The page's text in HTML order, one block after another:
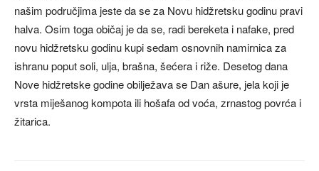
našim područjima jeste da se za Novu hidžretsku godinu pravi
halva. Osim toga običaj je da se, radi bereketa i nafake, pred
novu hidžretsku godinu kupi sedam osnovnih namirnica za
ishranu poput soli, ulja, brašna, šećera i riže. Desetog dana
Nove hidžretske godine obilježava se Dan ašure, jela koji je
vrsta miješanog kompota ili hošafa od voća, zrnastog povrća i
žitarica.